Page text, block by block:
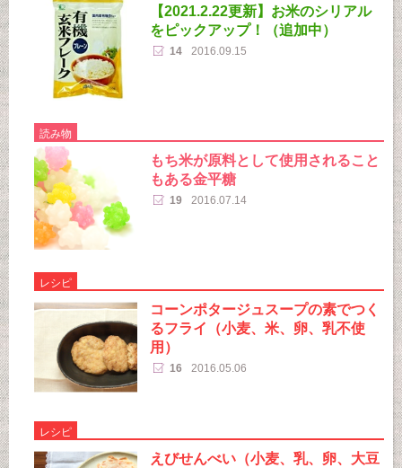
【2021.2.22更新】お米のシリアル
をピックアップ！（追加中）
14 2016.09.15
読み物
もち米が原料として使用されること
もある金平糖
19 2016.07.14
レシピ
コーンポタージュスープの素でつく
るフライ（小麦、米、卵、乳不使
用）
16 2016.05.06
レシピ
えびせんべい（小麦、乳、卵、大豆